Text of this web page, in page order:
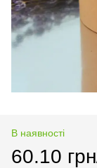
В наявності
60.10